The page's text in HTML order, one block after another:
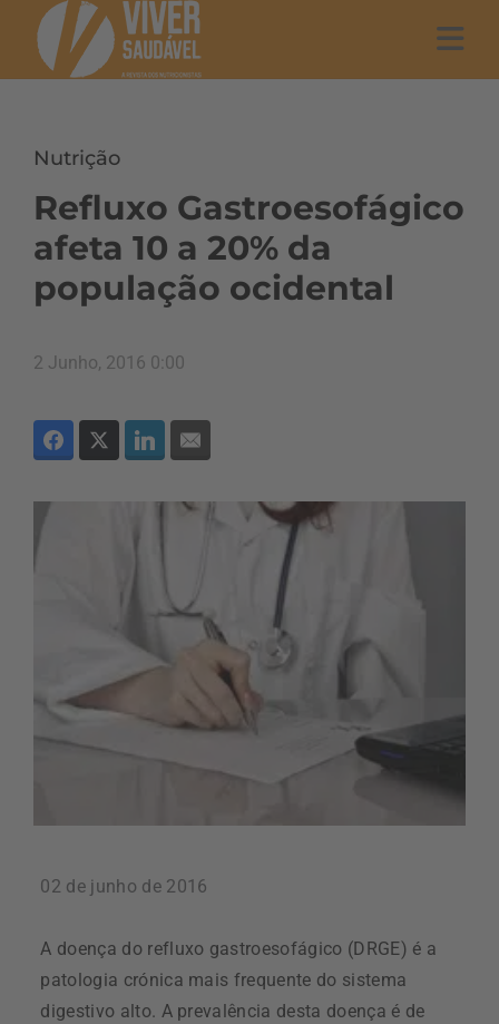
Nutrição
Refluxo Gastroesofágico
afeta 10 a 20% da
população ocidental
2 Junho, 2016 0:00
02 de junho de 2016
A doença do refluxo gastroesofágico (DRGE) é a
patologia crónica mais frequente do sistema
digestivo alto. A prevalência desta doença é de